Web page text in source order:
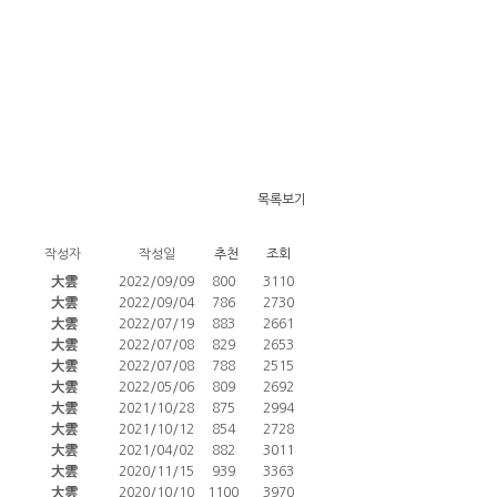
목록보기
작성자 작성일 추천 조회
大雲 2022/09/09 800
3110
大雲
2022/09/04 786
2730
大雲
2022/07/19 883
2661
大雲
2022/07/08 829
2653
大雲
2022/07/08 788
2515
大雲
2022/05/06 809
2692
大雲
2021/10/28 875
2994
大雲
2021/10/12 854
2728
大雲
2021/04/02 882
3011
大雲
2020/11/15 939
3363
大雲
2020/10/10 1100 3970